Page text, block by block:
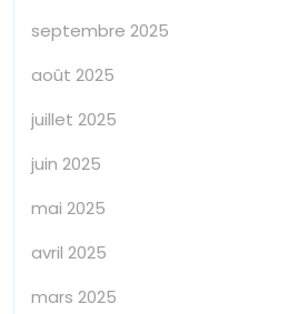
septembre 2025
août 2025
juillet 2025
juin 2025
mai 2025
avril 2025
mars 2025